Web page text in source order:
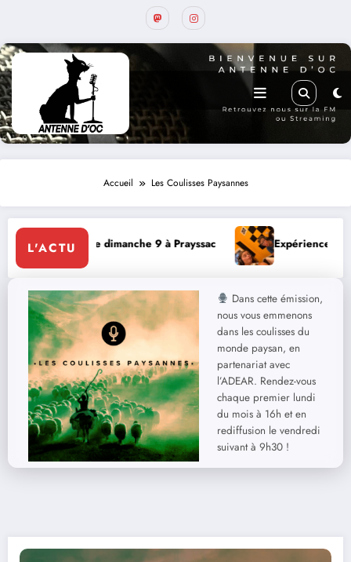
Accueil Les Coulisses Paysannes
L'ACTU
dimanche 9 à Prayssac Expérience RADIO,
Dans cette émission,
nous vous emmenons
dans les coulisses du
monde paysan, en
partenariat avec
l’ADEAR. Rendez-vous
chaque premier lundi
du mois à 16h et en
rediffusion le vendredi
suivant à 9h30 !